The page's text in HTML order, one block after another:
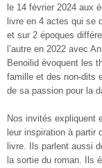
le 14 février 2024 aux
livre en 4 actes qui se
et sur 2 époques
l’autre en 2022 avec
Benoilid évoquent les
famille et des non-dits
de sa passion pour la
Nos invités expliquent
leur inspiration à partir
livre. Ils parlent aussi
la sortie du roman. Ils